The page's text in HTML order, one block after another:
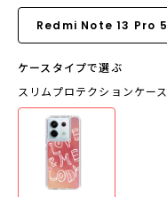
ケースタイプで選ぶ
スリムプロテクションケース